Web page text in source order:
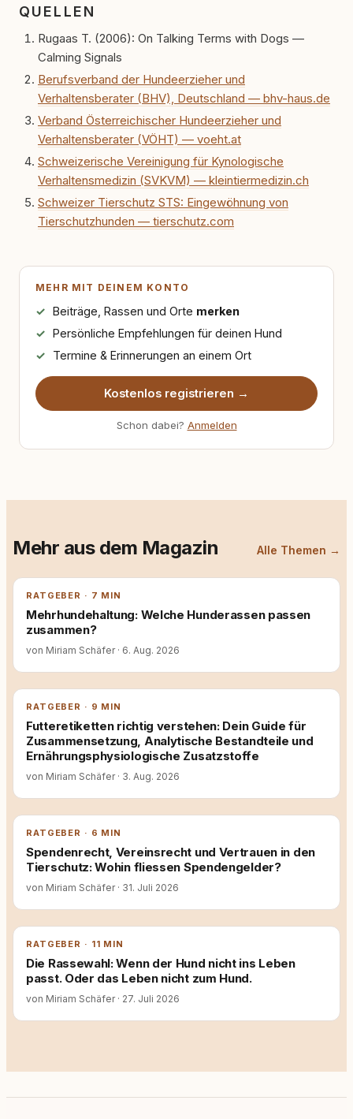
es mich überrascht, als ich - dank Roger -
bewusst gute Hundehaltung funktionieren
kann. Dieser Perspektivwechsel begleitet
meine Arbeit bis heute. Bei rundum.dog bin ich
als Content Managerin an vielen Stellen
beteiligt, an denen aus Ideen fertige Beiträge
werden. Ich recherchiere Themen, plane
Inhalte, schreibe Artikel, begleite Gastbeiträge
redaktionell, veröffentliche Texte und betreue
die Social-Media-Kanäle. Mein Blick richtet
sich dabei immer auf das grosse Ganze:
Fragen stehen dahinter? Und wie lassen sich
Inhalte so aufbereiten, dass sie verständlich,
allein nicht ausreichen. Gute Entscheidungen
entstehen dort, wo Information,
Hinterfragen zusammenkommen. Mit meinen
Texten möchte ich genau dazu beitragen.
QUELLEN
Rugaas T. (2006): On Talking Terms with Dogs —
Calming Signals
Berufsverband der Hundeerzieher und
Verhaltensberater (BHV), Deutschland — bhv-haus.de
Verband Österreichischer Hundeerzieher und
Verhaltensberater (VÖHT) — voeht.at
Schweizerische Vereinigung für Kynologische
Verhaltensmedizin (SVKVM) — kleintiermedizin.ch
Schweizer Tierschutz STS: Eingewöhnung von
Tierschutzhunden — tierschutz.com
MEHR MIT DEINEM KONTO
Beiträge, Rassen und Orte merken
Persönliche Empfehlungen für deinen Hund
Termine & Erinnerungen an einem Ort
Kostenlos registrieren →
Schon dabei? Anmelden
Mehr aus dem Magazin Alle Themen →
RATGEBER · 7 MIN
Mehrhundehaltung: Welche Hunderassen passen
zusammen?
von Miriam Schäfer · 6. Aug. 2026
RATGEBER · 9 MIN
Futteretiketten richtig verstehen: Dein Guide für
Zusammensetzung, Analytische Bestandteile und
Ernährungsphysiologische Zusatzstoffe
von Miriam Schäfer · 3. Aug. 2026
RATGEBER · 6 MIN
Spendenrecht, Vereinsrecht und Vertrauen in den
Tierschutz: Wohin fliessen Spendengelder?
von Miriam Schäfer · 31. Juli 2026
RATGEBER · 11 MIN
Die Rassewahl: Wenn der Hund nicht ins Leben
passt. Oder das Leben nicht zum Hund.
von Miriam Schäfer · 27. Juli 2026